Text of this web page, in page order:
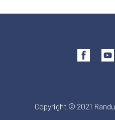
Copyright © 2021